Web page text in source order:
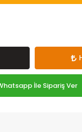
İle Sipariş Ver